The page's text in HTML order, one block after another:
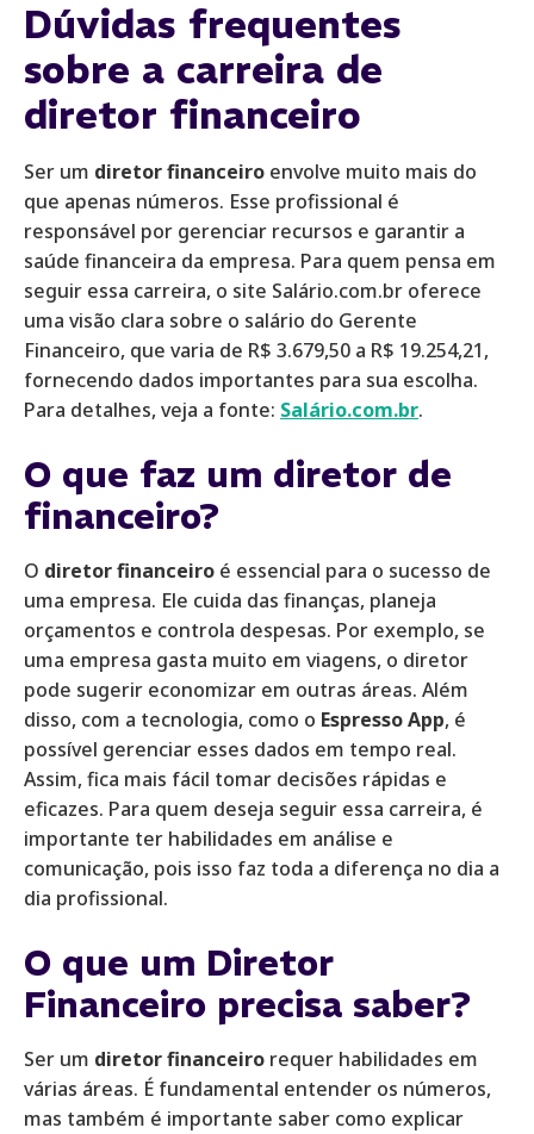
Dúvidas frequentes
sobre a carreira de
diretor financeiro
Ser um diretor financeiro envolve muito mais do
que apenas números. Esse profissional é
responsável por gerenciar recursos e garantir a
saúde financeira da empresa. Para quem pensa em
seguir essa carreira, o site Salário.com.br oferece
uma visão clara sobre o salário do Gerente
Financeiro, que varia de R$ 3.679,50 a R$ 19.254,21,
fornecendo dados importantes para sua escolha.
Para detalhes, veja a fonte: Salário.com.br.
O que faz um diretor de
financeiro?
O diretor financeiro é essencial para o sucesso de
uma empresa. Ele cuida das finanças, planeja
orçamentos e controla despesas. Por exemplo, se
uma empresa gasta muito em viagens, o diretor
pode sugerir economizar em outras áreas. Além
disso, com a tecnologia, como o Espresso App, é
possível gerenciar esses dados em tempo real.
Assim, fica mais fácil tomar decisões rápidas e
eficazes. Para quem deseja seguir essa carreira, é
importante ter habilidades em análise e
comunicação, pois isso faz toda a diferença no dia a
dia profissional.
O que um Diretor
Financeiro precisa saber?
Ser um diretor financeiro requer habilidades em
várias áreas. É fundamental entender os números,
mas também é importante saber como explicar